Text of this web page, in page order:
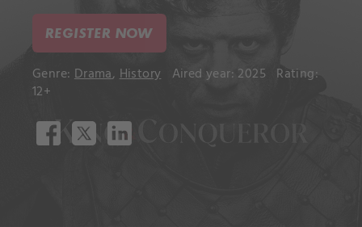
REGISTER NOW
Genre: Drama, History Aired year: 2025 Rating:
12+